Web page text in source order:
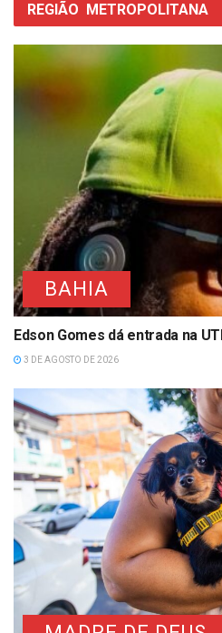
REGIÃO METROPOLITANA
BAHIA
Edson Gomes dá entrada na
3 DE AGOSTO DE 2026